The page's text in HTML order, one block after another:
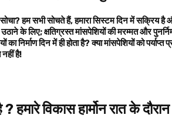
हम सभी सोचते हैं, हमारा सिस्टम दिन में सक्रिय है
के लिए; क्षतिग्रस्त मांसपेशियों की मरम्मत और
का निर्माण दिन में ही होता है? क्या मांसपेशियों को
है!
?हमारे विकास हार्मोन रात के